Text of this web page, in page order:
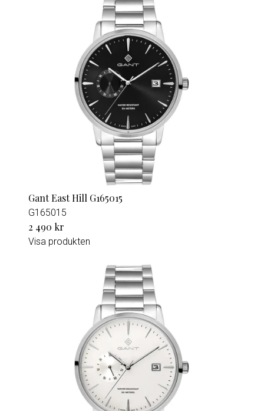
Gant East Hill G165015
G165015
2 490 kr
Visa produkten